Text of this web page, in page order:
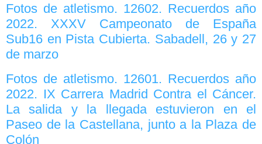
Fotos de atletismo. 12602. Recuerdos año
2022. XXXV Campeonato de España
Sub16 en Pista Cubierta. Sabadell, 26 y 27
de marzo
Fotos de atletismo. 12601. Recuerdos año
2022. IX Carrera Madrid Contra el Cáncer.
La salida y la llegada estuvieron en el
Paseo de la Castellana, junto a la Plaza de
Colón